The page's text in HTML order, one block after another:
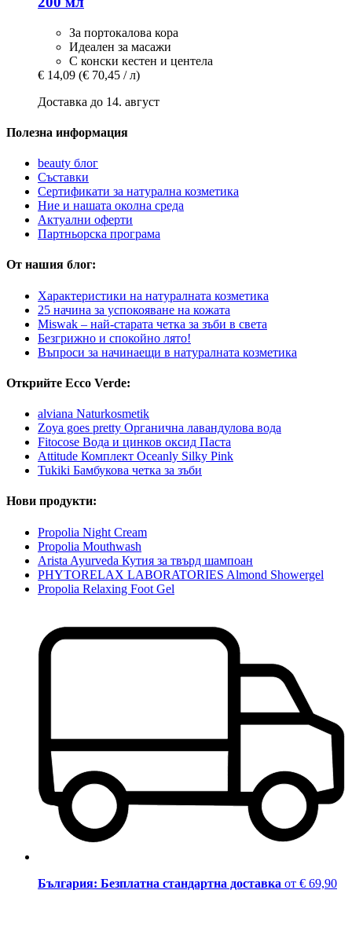
За портокалова кора
Идеален за масажи
С конски кестен и центела
€ 14,09 (€ 70,45 / л)
Доставка до 14. август
Полезна информация
beauty блог
Съставки
Сертификати за натурална козметика
Ние и нашата околна среда
Актуални оферти
Партньорска програма
От нашия блог:
Характеристики на натуралната козметика
25 начина за успокояване на кожата
Miswak – най-старата четка за зъби в света
Безгрижно и спокойно лято!
Въпроси за начинаещи в натуралната козметика
Открийте Ecco Verde:
alviana Naturkosmetik
Zoya goes pretty Органична лавандулова вода
Fitocose Вода и цинков оксид Паста
Attitude Комплект Oceanly Silky Pink
Tukiki Бамбукова четка за зъби
Нови продукти:
Propolia Night Cream
Propolia Mouthwash
Arista Ayurveda Кутия за твърд шампоан
PHYTORELAX LABORATORIES Almond Showergel
Propolia Relaxing Foot Gel
България: Безплатна стандартна доставка от € 69,90